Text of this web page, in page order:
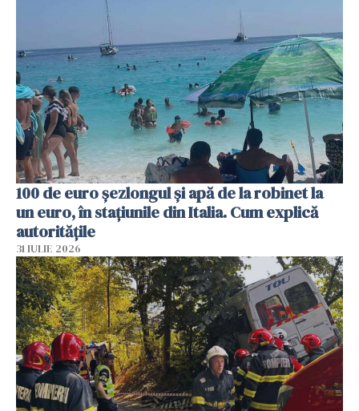
100 de euro șezlongul și apă de la robinet la
un euro, în stațiunile din Italia. Cum explică
autoritățile
31 IULIE 2026